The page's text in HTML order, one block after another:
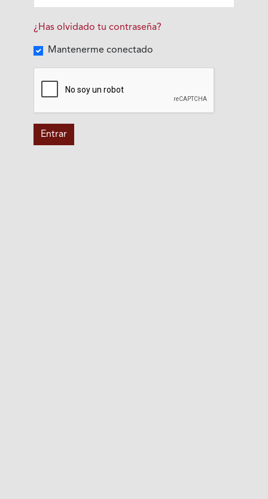
¿Has olvidado tu contraseña?
Mantenerme conectado
Entrar